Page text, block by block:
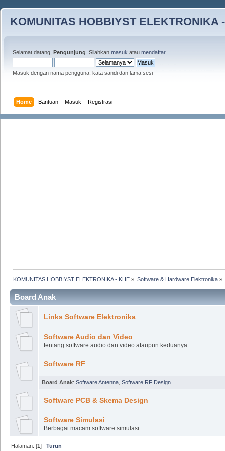
KOMUNITAS HOBBIYST ELEKTRONIKA
Selamat datang, Pengunjung . Silahkan masuk atau mendaftar.
Masuk dengan nama pengguna, kata sandi dan lama sesi
Home Bantuan Masuk Registrasi
KOMUNITAS HOBBIYST ELEKTRONIKA - KHE » Software & Hardware Elektronika»
Board Anak
Links Software Elektronika
Software Audio dan Video
tentang software audio dan video ataupun keduanya ...
Software RF
Board Anak: Software Antenna Software RF Design
Software PCB & Skema Design
Software Simulasi
Berbagai macam software simulasi
Halaman: [1]Turun